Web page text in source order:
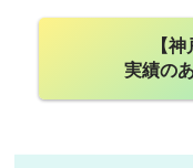
【
実績の